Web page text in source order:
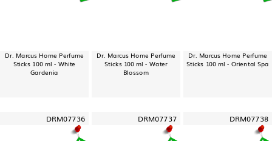
Dr. Marcus Home Perfume
Sticks 100 ml - White
Gardenia
Dr. Marcus Home Perfume
Sticks 100 ml - Water
Blossom
Dr. Marcus Home Perfume
Sticks 100 ml - Oriental Spa
DRM07736 DRM07737 DRM07738